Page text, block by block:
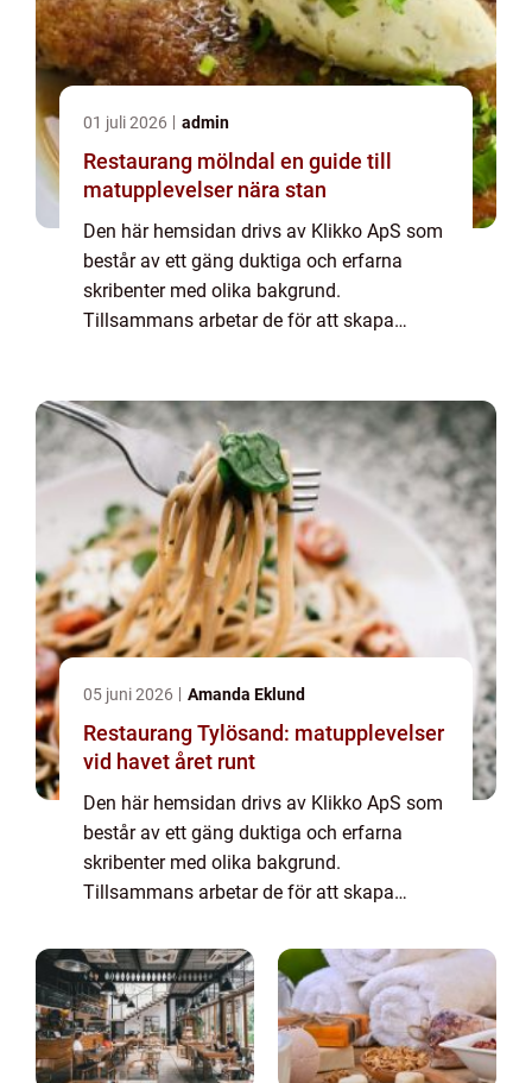
01 juli 2026 admin
Restaurang mölndal en guide till
matupplevelser nära stan
Den här hemsidan drivs av Klikko ApS som
består av ett gäng duktiga och erfarna
skribenter med olika bakgrund.
Tillsammans arbetar de för att skapa
massa olika ...
05 juni 2026 Amanda Eklund
Restaurang Tylösand: matupplevelser
vid havet året runt
Den här hemsidan drivs av Klikko ApS som
består av ett gäng duktiga och erfarna
skribenter med olika bakgrund.
Tillsammans arbetar de för att skapa
utmanande det är att läsa och genomgå en
massa olika ...